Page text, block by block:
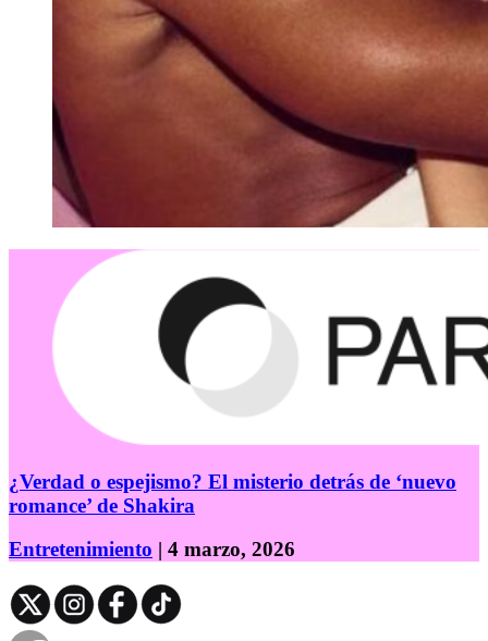
¿Verdad o espejismo? El misterio detrás de ‘nuevo
romance’ de Shakira
Entretenimiento | 4 marzo, 2026